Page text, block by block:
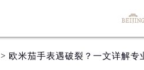
> 欧米茄手表遇破裂？一文详解专